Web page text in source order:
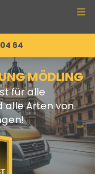
menu
64
MÖDLING
für alle
alle Arten von